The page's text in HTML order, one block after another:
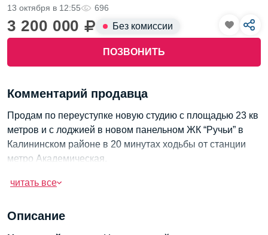
3 200 000 Без комиссии
ПОЗВОНИТЬ
13 октября в 12:55 696
Описание
Комментарий продавца
Продам по переуступке новую студию с площадью 23 кв
метров и с лоджией в новом панельном ЖК “Ручьи” в
Калининском районе в 20 минутах ходьбы от станции
метро Академическая.
Студия расположена на 9ом этаже из 13, через месяц
отделкой от застройщика, все сделано качественно. Дом
читать все